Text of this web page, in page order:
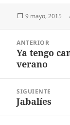
Publicado
9 mayo, 2015
entradas
ANTERIOR
Entrada
anterior:
Ya tengo
verano
SIGUIENTE
Entrada
Jabalíes